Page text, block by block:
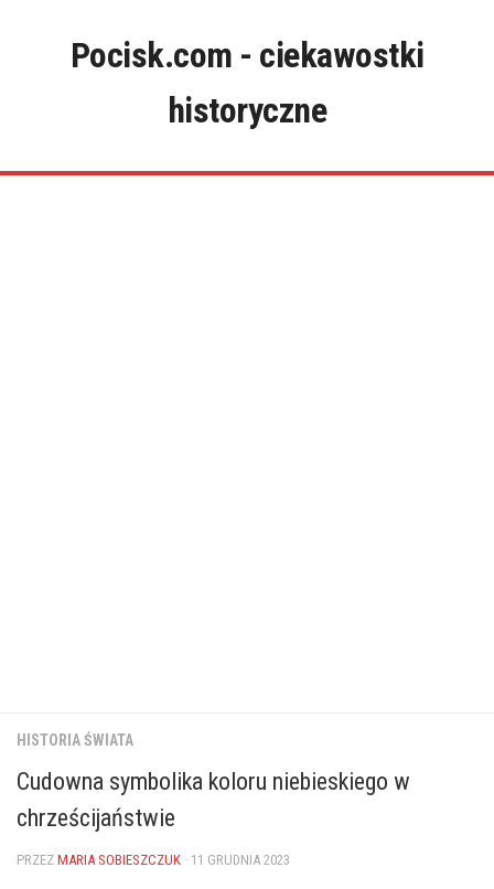
Pocisk.com - ciekawostki
historyczne
HISTORIA ŚWIATA
Cudowna symbolika koloru niebieskiego w
chrześcijaństwie
PRZEZ MARIA SOBIESZCZUK · 11 GRUDNIA 2023